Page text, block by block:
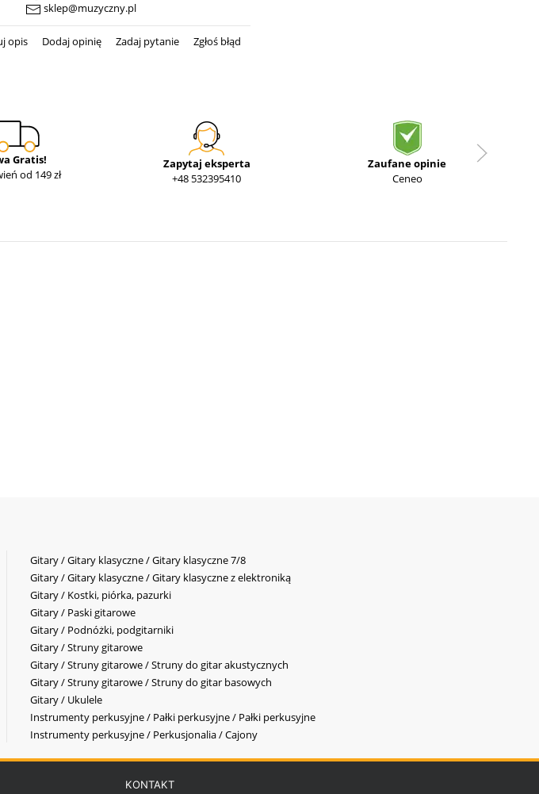
sklep@muzyczny.pl
opis Dodaj opinię Zadaj pytanie Zgłoś błąd
Gratis!
od 149 zł
Zapytaj eksperta
+48 532395410
Zaufane opinie
Ceneo
Gitary / Gitary klasyczne / Gitary klasyczne 7/8
Gitary / Gitary klasyczne / Gitary klasyczne z elektroniką
Gitary / Kostki, piórka, pazurki
Gitary / Paski gitarowe
Gitary / Podnóżki, podgitarniki
Gitary / Struny gitarowe
Gitary / Struny gitarowe / Struny do gitar akustycznych
Gitary / Struny gitarowe / Struny do gitar basowych
Gitary / Ukulele
Instrumenty perkusyjne / Pałki perkusyjne / Pałki perkusyjne
Instrumenty perkusyjne / Perkusjonalia / Cajony
KONTAKT